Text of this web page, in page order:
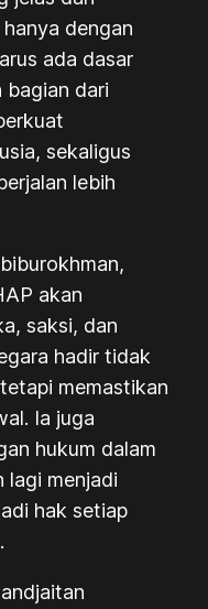
dengan
ada dasar
bagian dari
sekaligus
lebih
akan
saksi, dan
hadir tidak
memastikan
Ia juga
hukum dalam
lagi menjadi
hak setiap